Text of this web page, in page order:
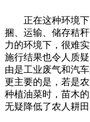
正在这种环境下
捆、运输、储存秸
力的环境下，很难
施行结果也令人质
由是工业废气和汽
更主要的是，若是
种植油菜时，苗木
无疑降低了农人耕